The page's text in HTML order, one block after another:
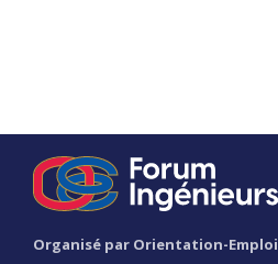
Organisé par Orientation-Emploi